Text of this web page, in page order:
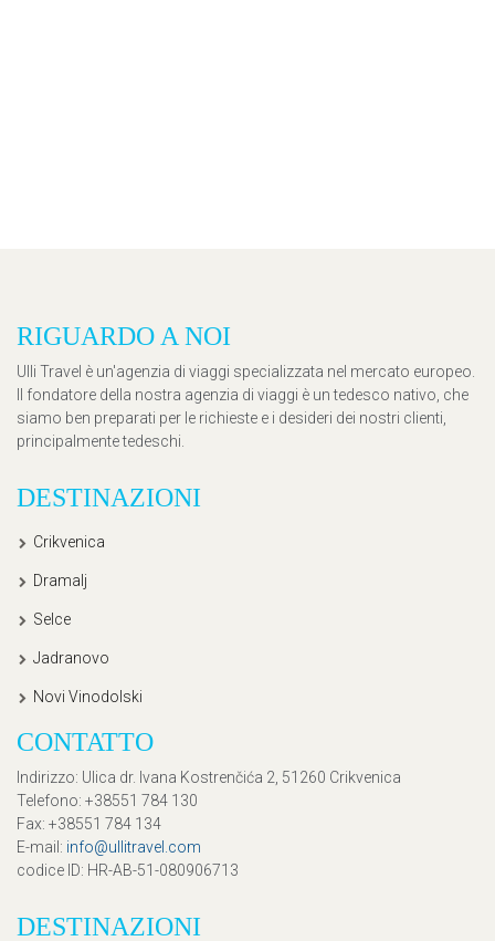
RIGUARDO A NOI
Ulli Travel è un'agenzia di viaggi specializzata nel mercato europeo.
Il fondatore della nostra agenzia di viaggi è un tedesco nativo, che
siamo ben preparati per le richieste e i desideri dei nostri clienti,
principalmente tedeschi.
DESTINAZIONI
Crikvenica
Dramalj
Selce
Jadranovo
Novi Vinodolski
CONTATTO
Indirizzo: Ulica dr. Ivana Kostrenčića 2, 51260 Crikvenica
Telefono: +38551 784 130
Fax: +38551 784 134
E-mail: info@ullitravel.com
codice ID: HR-AB-51-080906713
DESTINAZIONI